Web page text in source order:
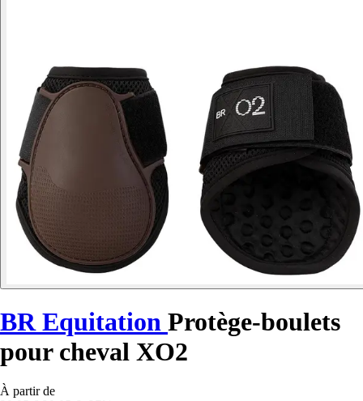
BR Equitation Protège-boulets
pour cheval XO2
À partir de